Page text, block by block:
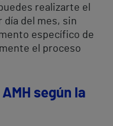
realizarte el
día del mes, sin
específico de
el proceso
según la